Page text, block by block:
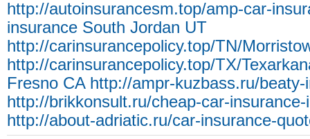
http://autoinsurancesm.top/amp-car-
insurance South Jordan UT
http://carinsurancepolicy.top/TN/
http://carinsurancepolicy.top/TX/
Fresno CA http://ampr-kuzbass.ru/
http://brikkonsult.ru/cheap-car-
http://about-adriatic.ru/car-insurance-